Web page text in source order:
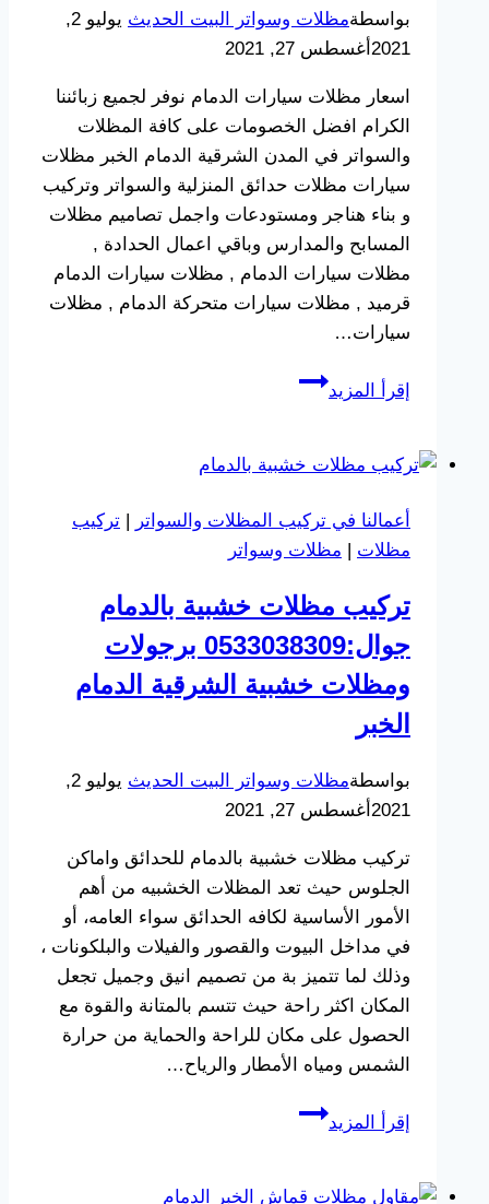
بالدمام
سيهات
بواسطةمظلات وسواتر البيت الحديث
يوليو 2,
2021 أغسطس 27, 2021
اسعار مظلات سيارات الدمام نوفر لجميع زبائننا
الكرام افضل الخصومات على كافة المظلات
والسواتر في المدن الشرقية الدمام الخبر مظلات
سيارات مظلات حدائق المنزلية والسواتر وتركيب
و بناء هناجر ومستودعات واجمل تصاميم مظلات
المسابح والمدارس وباقي اعمال الحدادة ,
مظلات سيارات الدمام , مظلات سيارات الدمام
قرميد , مظلات سيارات متحركة الدمام , مظلات
سيارات…
إقرأ المزيد
اسعار
الدمام
تركيب
مظلات
الدمام
أعمالنا في تركيب المظلات والسواتر | تركيب
مظلات | مظلات وسواتر
تركيب مظلات خشبية بالدمام
جوال:0533038309 برجولات
ومظلات خشبية الشرقية الدمام
الخبر
بواسطةمظلات وسواتر البيت الحديث
يوليو 2,
2021 أغسطس 27, 2021
تركيب مظلات خشبية بالدمام للحدائق واماكن
الجلوس حيث تعد المظلات الخشبيه من أهم
الأمور الأساسية لكافه الحدائق سواء العامه، أو
في مداخل البيوت والقصور والفيلات والبلكونات ،
وذلك لما تتميز بة من تصميم انيق وجميل تجعل
المكان اكثر راحة حيث تتسم بالمتانة والقوة مع
الحصول على مكان للراحة والحماية من حرارة
الشمس ومياه الأمطار والرياح…
إقرأ المزيد
تركيب